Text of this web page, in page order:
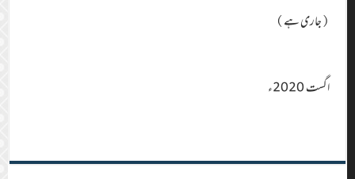
(جاری ہے)
اگست 2020ء